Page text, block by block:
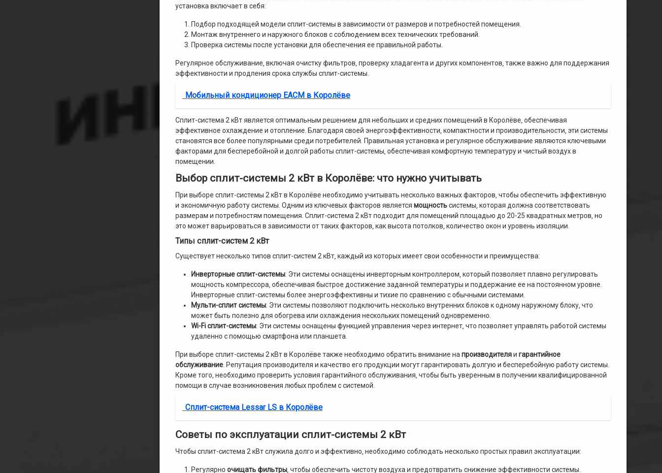
установка включает в себя:
Подбор подходящей модели сплит-системы в зависимости от размеров и потребностей помещения.
Монтаж внутреннего и наружного блоков с соблюдением всех технических требований.
Проверка системы после установки для обеспечения ее правильной работы.
Регулярное обслуживание‚ включая очистку фильтров‚ проверку хладагента и других компонентов‚ также важно для поддержания
эффективности и продления срока службы сплит-системы.
Мобильный кондиционер EACM в Королёве
Сплит-система 2 кВт является оптимальным решением для небольших и средних помещений в Королёве‚ обеспечивая
эффективное охлаждение и отопление. Благодаря своей энергоэффективности‚ компактности и производительности‚ эти системы
становятся все более популярными среди потребителей. Правильная установка и регулярное обслуживание являются ключевыми
факторами для бесперебойной и долгой работы сплит-системы‚ обеспечивая комфортную температуру и чистый воздух в
помещении.
Выбор сплит-системы 2 кВт в Королёве: что нужно учитывать
При выборе сплит-системы 2 кВт в Королёве необходимо учитывать несколько важных факторов‚ чтобы обеспечить эффективную
и экономичную работу системы. Одним из ключевых факторов является мощностьсистемы‚ которая должна соответствовать
размерам и потребностям помещения. Сплит-система 2 кВт подходит для помещений площадью до 20-25 квадратных метров‚ но
это может варьироваться в зависимости от таких факторов‚ как высота потолков‚ количество окон и уровень изоляции.
Типы сплит-систем 2 кВт
Существует несколько типов сплит-систем 2 кВт‚ каждый из которых имеет свои особенности и преимущества:
Инверторные сплит-системы: Эти системы оснащены инверторным контроллером‚ который позволяет плавно регулировать
мощность компрессора‚ обеспечивая быстрое достижение заданной температуры и поддержание ее на постоянном уровне.
Инверторные сплит-системы более энергоэффективны и тихие по сравнению с обычными системами.
Мульти-сплит системы: Эти системы позволяют подключить несколько внутренних блоков к одному наружному блоку‚ что
может быть полезно для обогрева или охлаждения нескольких помещений одновременно.
Wi-Fi сплит-системы: Эти системы оснащены функцией управления через интернет‚ что позволяет управлять работой системы
удаленно с помощью смартфона или планшета.
При выборе сплит-системы 2 кВт в Королёве также необходимо обратить внимание на производителяи гарантийное
обслуживание . Репутация производителя и качество его продукции могут гарантировать долгую и бесперебойную работу системы.
Кроме того‚ необходимо проверить условия гарантийного обслуживания‚ чтобы быть уверенным в получении квалифицированной
помощи в случае возникновения любых проблем с системой.
Сплит-система Lessar LS в Королёве
Советы по эксплуатации сплит-системы 2 кВт
Чтобы сплит-система 2 кВт служила долго и эффективно‚ необходимо соблюдать несколько простых правил эксплуатации:
Регулярно очищать фильтры ‚ чтобы обеспечить чистоту воздуха и предотвратить снижение эффективности системы.